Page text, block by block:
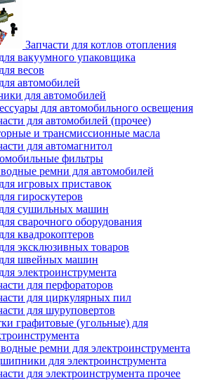
Запчасти для котлов отопления
вакуумного упаковщика
весов
автомобилей
для автомобилей
для автомобильного освещения
для автомобилей (прочее)
и трансмиссионные масла
для автомагнитол
фильтры
ремни для автомобилей
игровых приставок
гироскутеров
сушильных машин
сварочного оборудования
квадрокоптеров
эксклюзивных товаров
швейных машин
электроинструмента
для перфораторов
для циркулярных пил
для шуруповертов
графитовые (угольные) для
ремни для электроинструмента
для электроинструмента
для электроинструмента прочее